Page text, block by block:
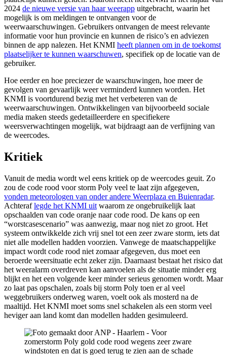
2024 de nieuwe versie van haar weerapp uitgebracht, waarin het
mogelijk is om meldingen te ontvangen voor de
weerwaarschuwingen. Gebruikers ontvangen de meest relevante
informatie voor hun provincie en kunnen de risico’s en adviezen
binnen de app nalezen. Het KNMI heeft plannen om in de toekomst
plaatselijker te kunnen waarschuwen, specifiek op de locatie van de
gebruiker.
Hoe eerder en hoe preciezer de waarschuwingen, hoe meer de
gevolgen van gevaarlijk weer verminderd kunnen worden. Het
KNMI is voortdurend bezig met het verbeteren van de
weerwaarschuwingen. Ontwikkelingen van bijvoorbeeld sociale
media maken steeds gedetailleerdere en specifiekere
weersverwachtingen mogelijk, wat bijdraagt aan de verfijning van
de weercodes.
Kritiek
Vanuit de media wordt wel eens kritiek op de weercodes geuit. Zo
zou de code rood voor storm Poly veel te laat zijn afgegeven,
vonden meteorologen van onder andere Weerplaza en Buienradar.
Achteraflegde het KNMI uit waarom ze ongebruikelijk laat
opschaalden van code oranje naar code rood. De kans op een
“worstcasescenario” was aanwezig, maar nog niet zo groot. Het
systeem ontwikkelde zich vrij snel tot een zeer zware storm, iets dat
niet alle modellen hadden voorzien. Vanwege de maatschappelijke
impact wordt code rood niet zomaar afgegeven, dus moet een
beroerde weersituatie echt zeker zijn. Daarnaast bestaat het risico dat
het weeralarm overdreven kan aanvoelen als de situatie minder erg
blijkt en het een volgende keer minder serieus genomen wordt. Maar
zo laat pas opschalen, zoals bij storm Poly toen er al veel
weggebruikers onderweg waren, voelt ook als mosterd na de
maaltijd. Het KNMI moet soms snel schakelen als een storm veel
heviger aan land komt dan modellen hadden gesimuleerd.